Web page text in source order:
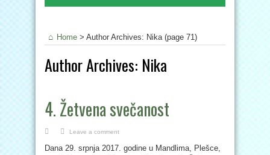
Home > Author Archives: Nika(page 71)
Author Archives: Nika
4. Žetvena svečanost
Leave a comment
Dana 29. srpnja 2017. godine u Mandlima, Plešce,